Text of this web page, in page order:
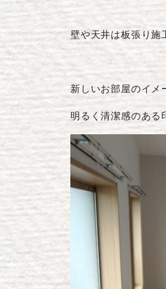
壁や天井は板張り施
新しいお部屋のイメ
明るく清潔感のある